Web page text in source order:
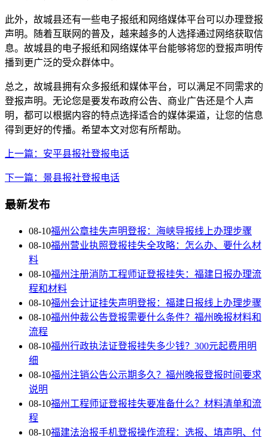
此外，故城县还有一些电子报纸和网络媒体平台可以办理登报
声明。随着互联网的普及，越来越多的人选择通过网络获取信
息。故城县的电子报纸和网络媒体平台能够将您的登报声明传
播到更广泛的受众群体中。
总之，故城县拥有众多报纸和媒体平台，可以满足不同需求的
登报声明。无论您是要发布政府公告、商业广告还是个人声
明，都可以根据内容的特点选择适合的媒体渠道，让您的信息
得到更好的传播。希望本文对您有所帮助。
上一篇：安平县报社登报电话
下一篇：景县报社登报电话
最新发布
08-10福州公章挂失声明登报：海峡导报线上办理步骤
08-10福州营业执照登报挂失全攻略：怎么办、要什么材
料
08-10福州注册消防工程师证登报挂失：福建日报办理流
程和材料
08-10福州会计证挂失声明登报：福建日报线上办理步骤
08-10福州仲裁公告登报需要什么条件？福州晚报材料和
流程
08-10福州行政执法证登报挂失多少钱？300元起费用明
细
08-10福州注销公告公示期多久？福州晚报登报时间要求
说明
08-10福州工程师证登报挂失要准备什么？材料清单和流
程
08-10福建法治报手机登报操作流程：选报、填声明、付